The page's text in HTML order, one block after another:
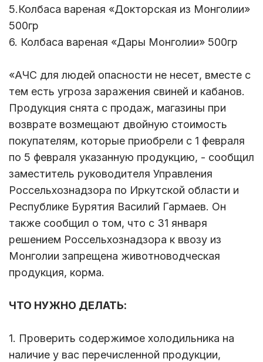
5.Колбаса вареная «Докторская из Монголии»
500гр
6. Колбаса вареная «Дары Монголии» 500гр
«АЧС для людей опасности не несет, вместе с
тем есть угроза заражения свиней и кабанов.
Продукция снята с продаж, магазины при
возврате возмещают двойную стоимость
покупателям, которые приобрели с 1 февраля
по 5 февраля указанную продукцию, - сообщил
заместитель руководителя Управления
Россельхознадзора по Иркутской области и
Республике Бурятия Василий Гармаев. Он
также сообщил о том, что с 31 января
решением Россельхознадзора к ввозу из
Монголии запрещена животноводческая
продукция, корма.
ЧТО НУЖНО ДЕЛАТЬ:
1. Проверить содержимое холодильника на
наличие у вас перечисленной продукции,